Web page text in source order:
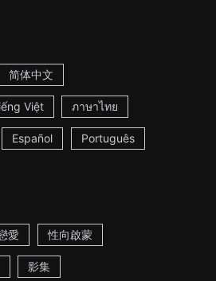
简体中文
Việt ภาษาไทย
Español Português
愛 性向啟蒙
影集